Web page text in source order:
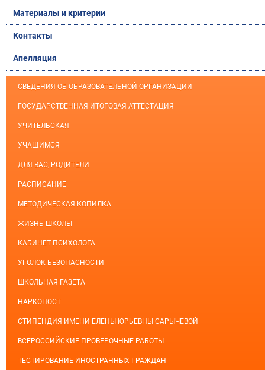
Материалы и критерии
Контакты
Апелляция
СВЕДЕНИЯ ОБ ОБРАЗОВАТЕЛЬНОЙ ОРГАНИЗАЦИИ
ГОСУДАРСТВЕННАЯ ИТОГОВАЯ АТТЕСТАЦИЯ
УЧИТЕЛЬСКАЯ
УЧАЩИМСЯ
ДЛЯ ВАС, РОДИТЕЛИ
РАСПИСАНИЕ
МЕТОДИЧЕСКАЯ КОПИЛКА
ЖИЗНЬ ШКОЛЫ
КАБИНЕТ ПСИХОЛОГА
УГОЛОК БЕЗОПАСНОСТИ
ШКОЛЬНАЯ ГАЗЕТА
НАРКОПОСТ
СТИПЕНДИЯ ИМЕНИ ЕЛЕНЫ ЮРЬЕВНЫ САРЫЧЕВОЙ
ВСЕРОССИЙСКИЕ ПРОВЕРОЧНЫЕ РАБОТЫ
ТЕСТИРОВАНИЕ ИНОСТРАННЫХ ГРАЖДАН